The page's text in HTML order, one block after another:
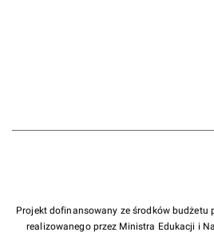
Projekt dofinansowany ze środków budżetu
realizowanego przez Ministra Edukacji i